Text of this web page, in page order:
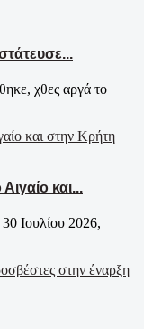
χθες αργά το
και...
Ιουλίου 2026,